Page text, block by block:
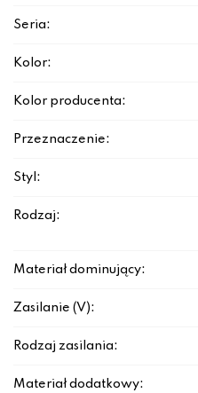
Seria:
Kolor:
Kolor producenta:
Przeznaczenie:
Styl:
Rodzaj:
Materiał dominujący:
Zasilanie (V):
Rodzaj zasilania:
Materiał dodatkowy: